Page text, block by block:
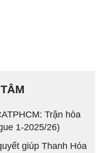
Trận hòa
1-2025/26)
giúp Thanh Hóa